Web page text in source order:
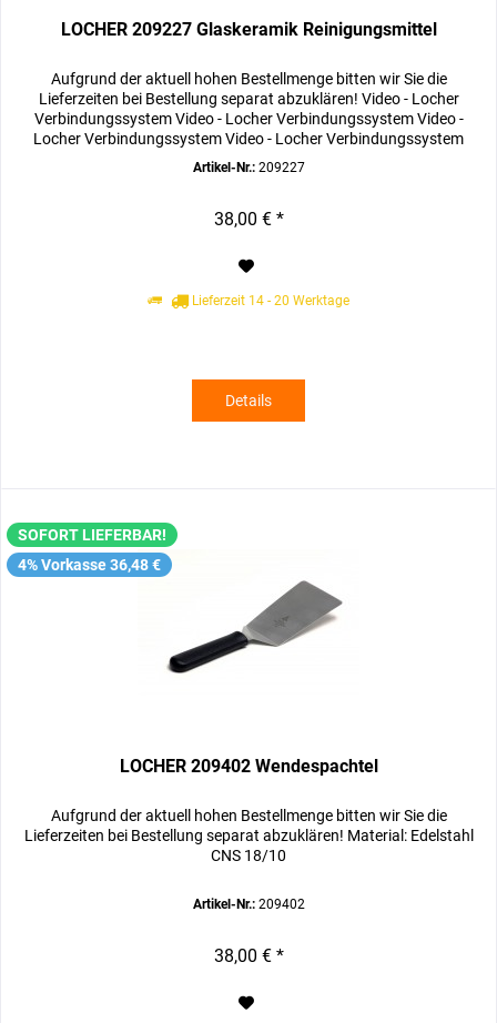
LOCHER 209227 Glaskeramik Reinigungsmittel
Aufgrund der aktuell hohen Bestellmenge bitten wir Sie die
Lieferzeiten bei Bestellung separat abzuklären! Video - Locher
Verbindungssystem Video - Locher Verbindungssystem Video -
Locher Verbindungssystem Video - Locher Verbindungssystem
Artikel-Nr.:209227
38,00 € *
Lieferzeit 14 - 20 Werktage
Details
SOFORT LIEFERBAR!
4% Vorkasse 36,48 €
LOCHER 209402 Wendespachtel
Aufgrund der aktuell hohen Bestellmenge bitten wir Sie die
Lieferzeiten bei Bestellung separat abzuklären! Material: Edelstahl
CNS 18/10
Artikel-Nr.:209402
38,00 € *